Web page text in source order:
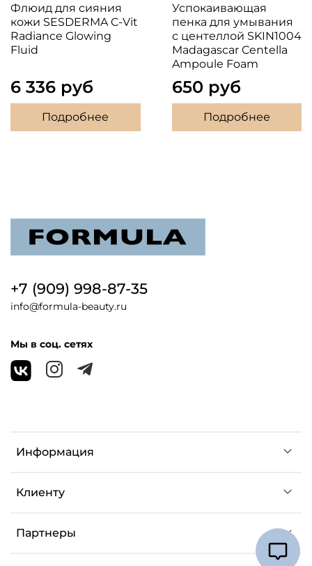
Флюид для сияния
кожи SESDERMA C-Vit
Radiance Glowing
Fluid
6 336 руб
Подробнее
Успокаивающая
пенка для умывания
с центеллой SKIN1004
Madagascar Centella
Ampoule Foam
650 руб
Подробнее
Информация
Клиенту
Партнеры
+7 (909) 998-87-35
info@formula-beauty.ru
Мы в соц. сетях